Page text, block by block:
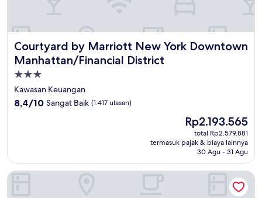
Courtyard by Marriott New York Downtown
Manhattan/Financial District
Courtyard by Marriott New York Downtown Manhattan/
Properti
bintang
3.0
Kawasan Keuangan
8.4
ulasan)
8,4/10 Sangat Baik (1.417 ulasan)
Harga
sekarang
Rp2.193.565
Rp2.193.565
total Rp2.579.881
termasuk pajak & biaya lainnya
30 Agu - 31 Agu
Fairfield Inn New York Manhattan/Financial District